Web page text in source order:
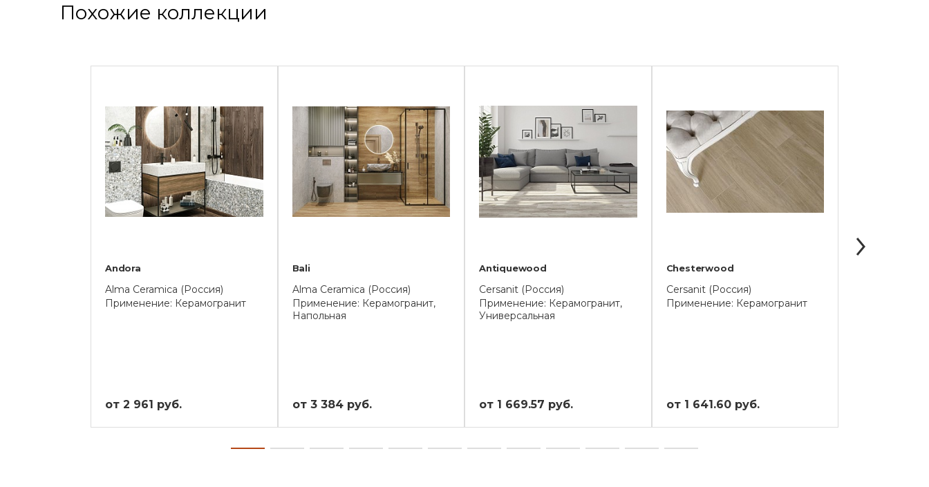
Похожие коллекции
Andora
Alma Ceramica (Россия)
Применение: Керамогранит
от 2 961 руб.
Bali
Alma Ceramica (Россия)
Применение: Керамогранит,
Напольная
от 3 384 руб.
Antiquewood
Cersanit (Россия)
Применение: Керамогранит,
Универсальная
от 1 669.57 руб.
Chesterwood
Cersanit (Россия)
Применение: Керамогранит
от 1 641.60 руб.